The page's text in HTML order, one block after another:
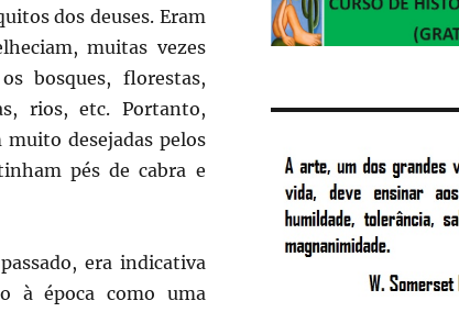
dos deuses. Eram
muitas vezes
bosques, florestas,
rios, etc. Portanto,
desejadas pelos
pés de cabra e
era indicativa
à época como uma